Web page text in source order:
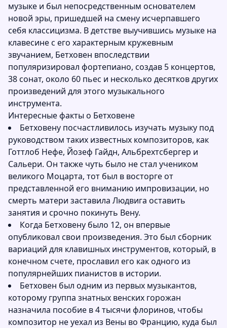
музыке и был непосредственным основателем
новой эры, пришедшей на смену исчерпавшего
себя классицизма. В детстве выучившись музыке на
клавесине с его характерным кружевным
звучанием, Бетховен впоследствии
популяризировал фортепиано, создав 5 концертов,
38 сонат, около 60 пьес и несколько десятков других
произведений для этого музыкального
инструмента.
Интересные факты о Бетховене
Бетховену посчастливилось изучать музыку под
руководством таких известных композиторов, как
Готтлоб Нефе, Йозеф Гайдн, Альбрехтсбергер и
Сальери. Он также чуть было не стал учеником
великого Моцарта, тот был в восторге от
представленной его вниманию импровизации, но
смерть матери заставила Людвига оставить
занятия и срочно покинуть Вену.
Когда Бетховену было 12, он впервые
опубликовал свои произведения. Это был сборник
вариаций для клавишных инструментов, который, в
конечном счете, прославил его как одного из
популярнейших пианистов в истории.
Бетховен был одним из первых музыкантов,
которому группа знатных венских горожан
назначила пособие в 4 тысячи флоринов, чтобы
композитор не уехал из Вены во Францию, куда был